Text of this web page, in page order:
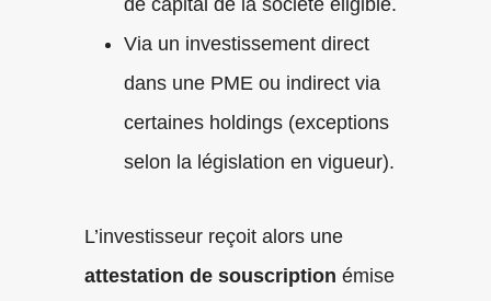
Via un investissement direct
dans une PME ou indirect via
certaines holdings (exceptions
selon la législation en vigueur).
L’investisseur reçoit alors une
attestation de souscription émise